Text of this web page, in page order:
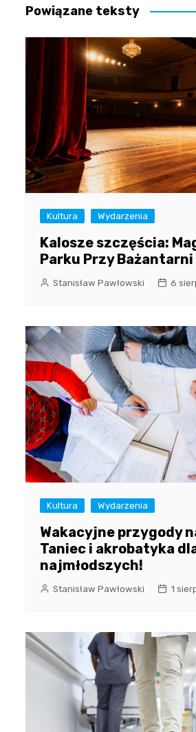
Powiązane teksty
Kultura Wydarzenia
Kalosze szczęścia:
Parku Przy Bażantarni
Stanisław Pawłowski 6
Kultura Wydarzenia
Wakacyjne przygody
Taniec i akrobatyka
najmłodszych!
Stanisław Pawłowski 1